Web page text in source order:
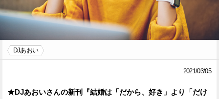
ウートピとは？
Facebook Twitter
DJあおい
2021/03/05
★DJあおいさんの新刊『結婚は「だから、好き」より「だけ